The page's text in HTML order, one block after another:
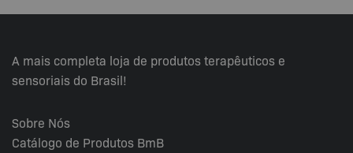
A mais completa loja de produtos terapêuticos e
sensoriais do Brasil!
Sobre Nós
Catálogo de Produtos BmB